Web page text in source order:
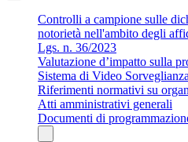
Controlli a campione sulle
notorietà nell'ambito degli
Lgs. n. 36/2023
Valutazione d’impatto sulla
Sistema di Video Sorveglianza
Riferimenti normativi su
Atti amministrativi generali
Documenti di